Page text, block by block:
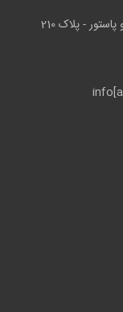
- پلاک 210